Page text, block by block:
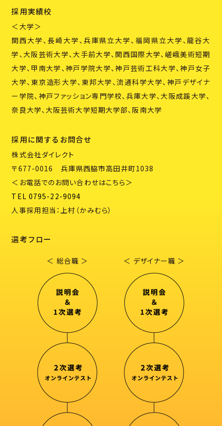
採用実績校
＜大学＞
関西大学、長崎大学、兵庫県立大学、福岡県立大学、龍谷大
学、大阪芸術大学、大手前大学、関西国際大学、嵯峨美術短期
大学、甲南大学、神戸学院大学、神戸芸術工科大学、神戸女子
大学、東京造形大学、東邦大学、流通科学大学、神戸デザイナ
ー学院、神戸ファッション専門学校、兵庫大学、大阪成蹊大学、
奈良大学、大阪芸術大学短期大学部、阪南大学
採用に関するお問合せ
株式会社ダイレクト
〒677-0016 兵庫県西脇市高田井町1038
＜お電話でのお問い合わせはこちら＞
TEL 0795-22-9094
人事採用担当：上村（かみむら）
選考フロー
＜ 総合職 ＞ ＜ デザイナー職 ＞